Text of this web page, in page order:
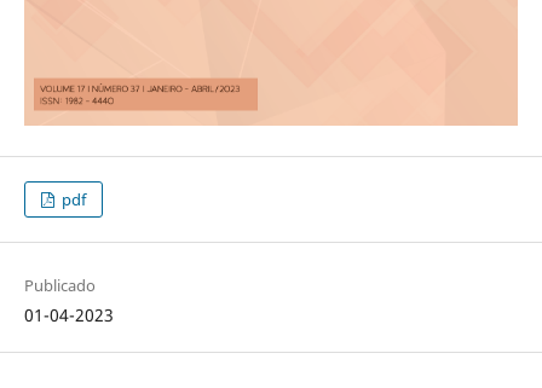
pdf
Publicado
01-04-2023